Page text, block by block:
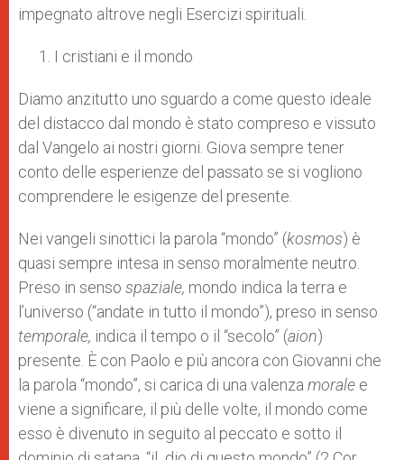
impegnato altrove negli Esercizi spirituali.
I cristiani e il mondo
Diamo anzitutto uno sguardo a come questo ideale
del distacco dal mondo è stato compreso e vissuto
dal Vangelo ai nostri giorni. Giova sempre tener
conto delle esperienze del passato se si vogliono
comprendere le esigenze del presente.
Nei vangeli sinottici la parola “mondo” (kosmos) è
quasi sempre intesa in senso moralmente neutro.
Preso in senso spaziale, mondo indica la terra e
l’universo (“andate in tutto il mondo”), preso in senso
temporale, indica il tempo o il “secolo” (aion)
presente. È con Paolo e più ancora con Giovanni che
la parola “mondo”, si carica di una valenza morale e
viene a significare, il più delle volte, il mondo come
esso è divenuto in seguito al peccato e sotto il